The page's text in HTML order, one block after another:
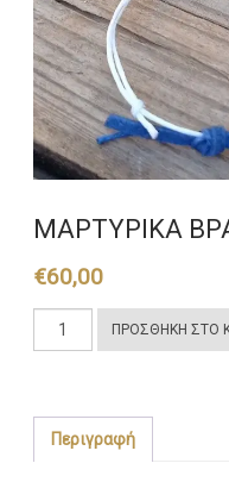
ΜΑΡΤΥΡΙΚΑ
€60,00
ΜΑΡΤΥΡΙΚΑ
ΒΡΑΧΙΟΛΑΚΙΑ
ΠΡΟΣΘΉΚΗ ΣΤΟ
Περιγραφή